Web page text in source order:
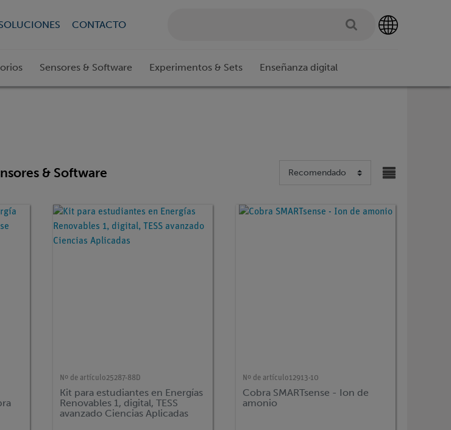
CONTACTO
Sensores & Software Experimentos & Sets Enseñanza digital
& Software
Nº de artículo25287-88D
Kit para estudiantes en Energías
Renovables 1, digital, TESS
avanzado Ciencias Aplicadas
Nº de artículo12913-10
Cobra SMARTsense - Ion de
amonio